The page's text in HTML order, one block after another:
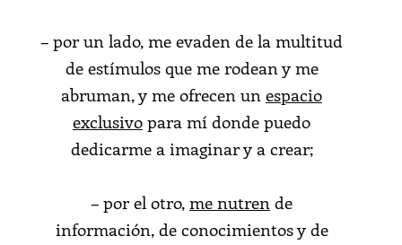
– por un lado, me evaden de la multitud
de estímulos que me rodean y me
abruman, y me ofrecen un espacio
exclusivo para mí donde puedo
dedicarme a imaginar y a crear;
– por el otro, me nutren de
información, de conocimientos y de